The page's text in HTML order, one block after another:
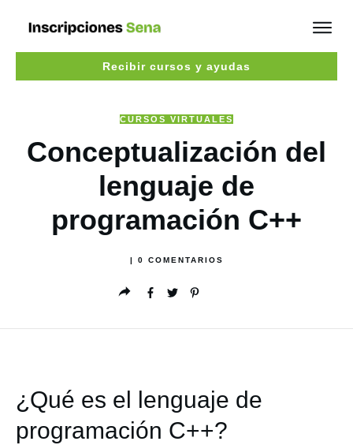
Recibir cursos y ayudas
CURSOS VIRTUALES
Conceptualización del
lenguaje de
programación C++
0 COMENTARIOS
¿Qué es el lenguaje de
programación C++?